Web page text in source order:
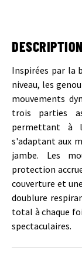
DESCRIPTION
Inspirées par la
niveau, les
mouvements
trois parties
permettant à
s'adaptant aux
jambe. Les
protection
couverture et
doublure
total à chaque
spectaculaires.